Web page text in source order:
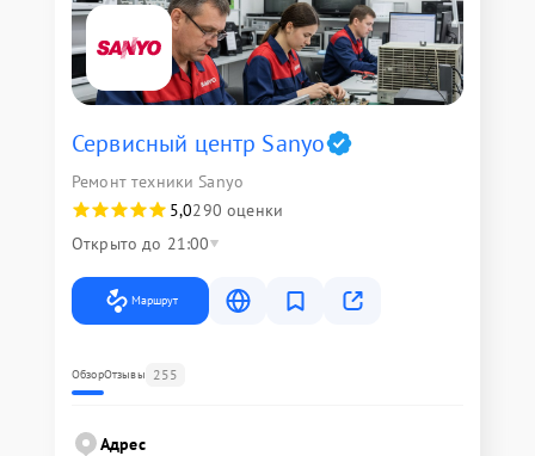
Сервисный центр Sanyo
Ремонт техники Sanyo
5,0290 оценки
Открыто до 21:00
Маршрут
ОбзорОтзывы 255
Адрес